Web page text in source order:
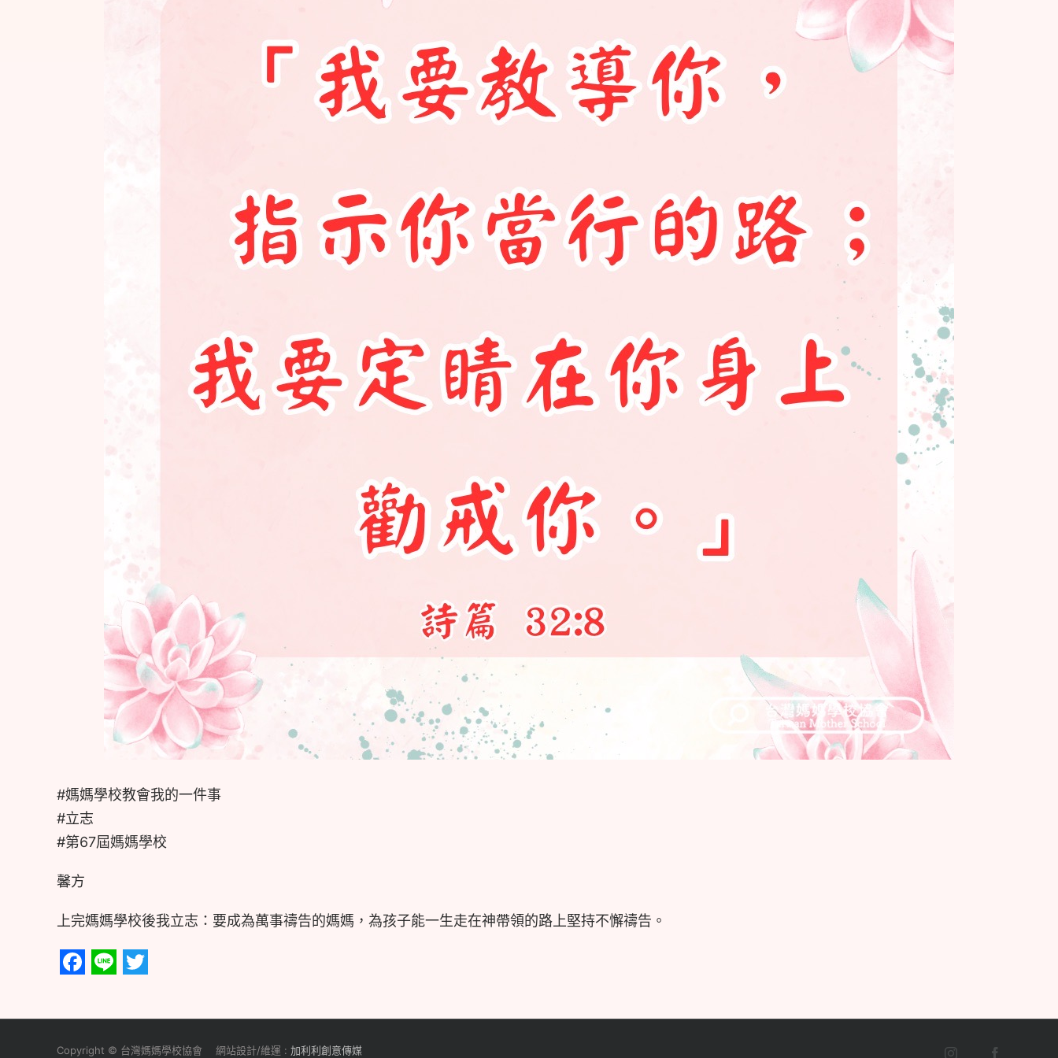
#媽媽學校教會我的一件事
#立志
#第67屆媽媽學校
馨方
上完媽媽學校後我立志：要成為萬事禱告的媽媽，為孩子能一生走在神帶領的路上堅持不懈禱告。
Copyright © 台灣媽媽學校協會 網站設計/維運 : 加利利創意傳媒 Instagram